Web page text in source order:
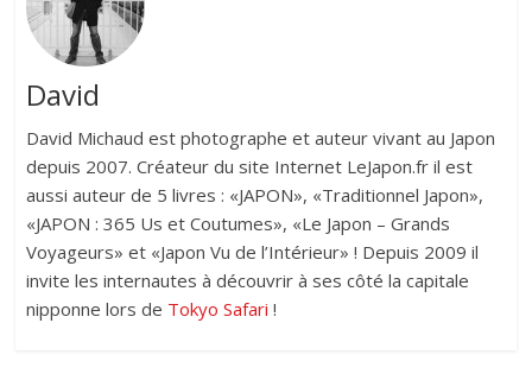
David
David Michaud est photographe et auteur vivant au Japon
depuis 2007. Créateur du site Internet LeJapon.fr il est
aussi auteur de 5 livres : «JAPON», «Traditionnel Japon»,
«JAPON : 365 Us et Coutumes», «Le Japon – Grands
Voyageurs» et «Japon Vu de l’Intérieur» ! Depuis 2009 il
invite les internautes à découvrir à ses côté la capitale
nipponne lors de Tokyo Safari !